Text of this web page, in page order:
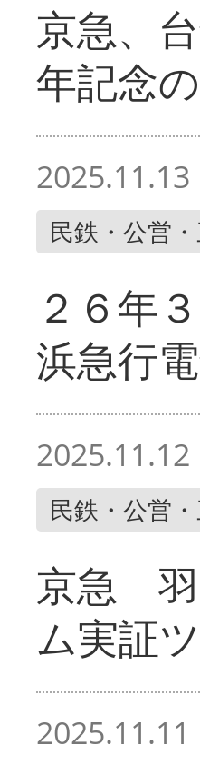
京急、
年記念
2025.11.13
民鉄・公営
２６年
浜急行
2025.11.12
民鉄・公営
京急 羽
ム実証
2025.11.11